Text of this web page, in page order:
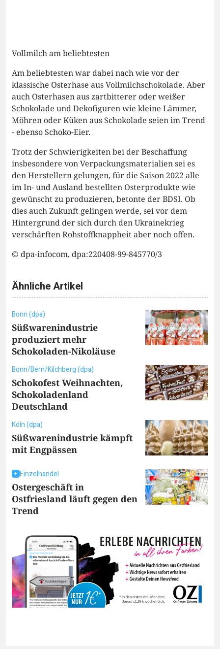
Vollmilch am beliebtesten
Am beliebtesten war dabei nach wie vor der
klassische Osterhase aus Vollmilchschokolade. Aber
auch Osterhasen aus zartbitterer oder weißer
Schokolade und Dekofiguren wie kleine Lämmer,
Möhren oder Küken aus Schokolade seien im Trend
- ebenso Schoko-Eier.
Trotz der Schwierigkeiten bei der Beschaffung
insbesondere von Verpackungsmaterialien sei es
den Herstellern gelungen, für die Saison 2022 alle
im In- und Ausland bestellten Osterprodukte wie
gewünscht zu produzieren, betonte der BDSI. Ob
dies auch Zukunft gelingen werde, sei vor dem
Hintergrund der sich durch den Ukrainekrieg
verschärften Rohstoffknappheit aber noch offen.
© dpa-infocom, dpa:220408-99-845770/3
Ähnliche Artikel
Bonn (dpa)
Süßwarenindustrie
produziert mehr
Schokoladen-Nikoläuse
Bonn/Bern/Kilchberg (dpa)
Schokofest Weihnachten,
Schokoladenland
Deutschland
Köln (dpa)
Süßwarenindustrie kämpft
mit Engpässen
Einzelhandel
Ostergeschäft in
Ostfriesland läuft gegen den
Trend